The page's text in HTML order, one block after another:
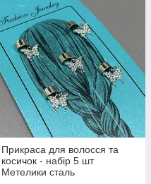
Прикраса для волосся та
косичок - набір 5 шт
Метелики сталь